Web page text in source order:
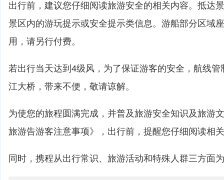
出行前，建议您仔细阅读旅游安全的相关内容。抵达
景区内的游玩提示或安全提示类信息。游船部分区域
用，请另行付费。
若出行当天达到4级风，为了保证游客的安全，航线
江大桥，带来不便，敬请谅解。
为使您的旅程圆满完成，并普及旅游安全知识及旅游
旅游告游客注意事项》，出行前，提醒您仔细阅读相
同时，携程从出行常识、旅游活动和特殊人群三方面